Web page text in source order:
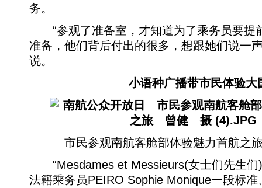
务。
“参观了准备室，才知道为了乘务员要提
准备，他们背后付出的很多，想跟她们说一
说。
小语种广播带市民体验大
市民参观南航客舱部体验魅力首航
“Mesdames et Messieurs(女士们先生们
法籍乘务员PEIRO Sophie Monique一段标